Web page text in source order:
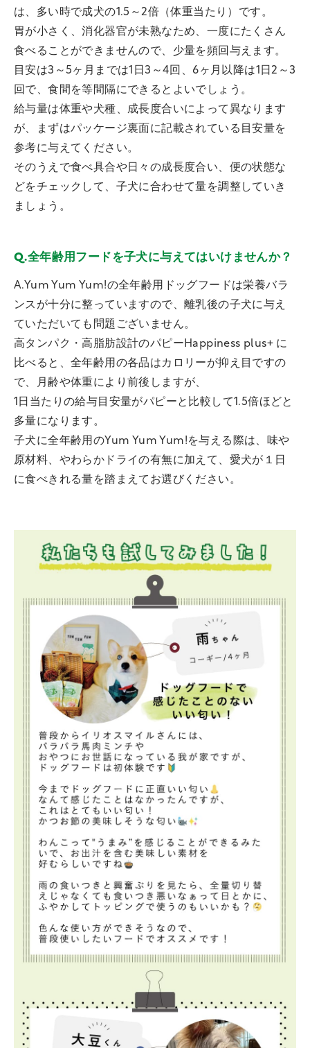
は、多い時で成犬の1.5～2倍（体重当たり）です。
胃が小さく、消化器官が未熟なため、一度にたくさん
食べることができませんので、少量を頻回与えます。
目安は3～5ヶ月までは1日3～4回、6ヶ月以降は1日2～3
回で、食間を等間隔にできるとよいでしょう。
給与量は体重や犬種、成長度合いによって異なります
が、まずはパッケージ裏面に記載されている目安量を
参考に与えてください。
そのうえで食べ具合や日々の成長度合い、便の状態な
どをチェックして、子犬に合わせて量を調整していき
ましょう。
Q.全年齢用フードを子犬に与えてはいけませんか？
A.Yum Yum Yum!の全年齢用ドッグフードは栄養バラ
ンスが十分に整っていますので、離乳後の子犬に与え
ていただいても問題ございません。
高タンパク・高脂肪設計のパピーHappiness plus+ に
比べると、全年齢用の各品はカロリーが抑え目ですの
で、月齢や体重により前後しますが、
1日当たりの給与目安量がパピーと比較して1.5倍ほどと
多量になります。
子犬に全年齢用のYum Yum Yum!を与える際は、味や
原材料、やわらかドライの有無に加えて、愛犬が１日
に食べきれる量を踏まえてお選びください。